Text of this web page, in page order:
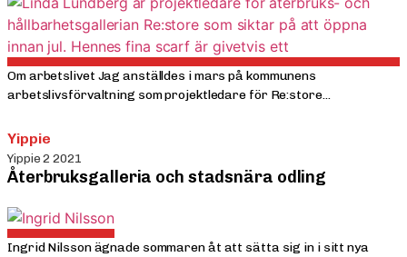
Om arbetslivet Jag anställdes i mars på kommunens
arbetslivsförvaltning som projektledare för Re:store...
Yippie
Yippie 2 2021
Återbruksgalleria och stadsnära odling
Ingrid Nilsson ägnade sommaren åt att sätta sig in i sitt nya